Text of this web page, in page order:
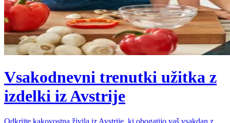
Vsakodnevni trenutki užitka z
izdelki iz Avstrije
Odkrijte kakovostna živila iz Avstrije, ki obogatijo vaš vsakdan z